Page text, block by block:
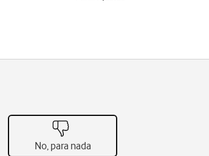
No, para nada